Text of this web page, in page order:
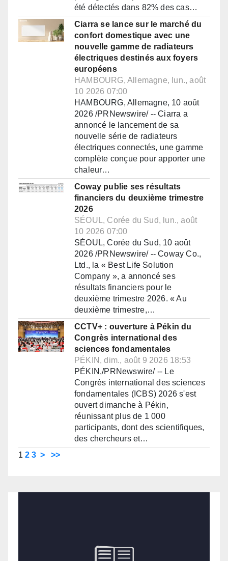
été détectés dans 82% des cas…
Ciarra se lance sur le marché du
confort domestique avec une
nouvelle gamme de radiateurs
électriques destinés aux foyers
européens
HAMBOURG, Allemagne, lun., août
10 2026 07:00
HAMBOURG, Allemagne, 10 août
2026 /PRNewswire/ -- Ciarra a
annoncé le lancement de sa
nouvelle série de radiateurs
électriques connectés, une gamme
complète conçue pour apporter une
chaleur…
Coway publie ses résultats
financiers du deuxième trimestre
2026
SÉOUL, Corée du Sud, lun., août
10 2026 07:00
SÉOUL, Corée du Sud, 10 août
2026 /PRNewswire/ -- Coway Co.,
Ltd., la « Best Life Solution
Company », a annoncé ses
résultats financiers pour le
deuxième trimestre 2026. « Au
deuxième trimestre,…
CCTV+ : ouverture à Pékin du
Congrès international des
sciences fondamentales
PÉKIN, dim., août 9 2026 18:53
PÉKIN,/PRNewswire/ -- Le
Congrès international des sciences
fondamentales (ICBS) 2026 s'est
ouvert dimanche à Pékin,
réunissant plus de 1 000
participants, dont des scientifiques,
des chercheurs et…
1 2 3 > >>